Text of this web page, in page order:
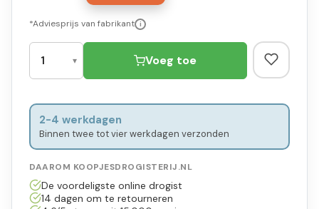
*Adviesprijs van fabrikant i
Voeg toe
2-4 werkdagen
Binnen twee tot vier werkdagen verzonden
DAAROM KOOPJESDROGISTERIJ.NL
De voordeligste online drogist
14 dagen om te retourneren